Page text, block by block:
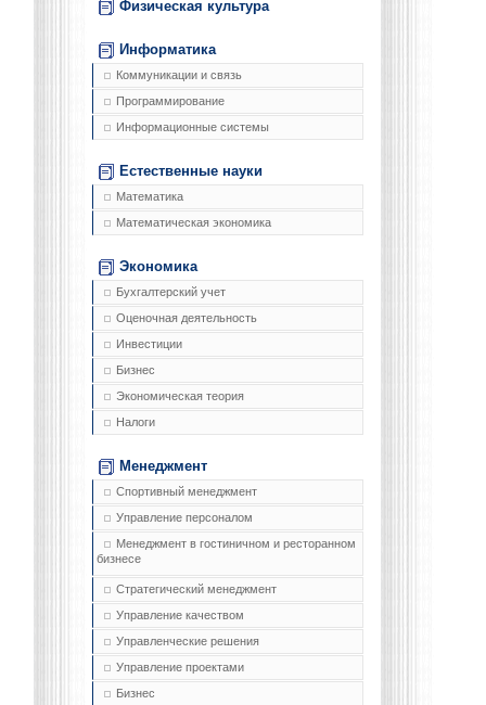
Физическая культура
Информатика
Коммуникации и связь
Программирование
Информационные системы
Естественные науки
Математика
Математическая экономика
Экономика
Бухгалтерский учет
Оценочная деятельность
Инвестиции
Бизнес
Экономическая теория
Налоги
Менеджмент
Спортивный менеджмент
Управление персоналом
Менеджмент в гостиничном и ресторанном
бизнесе
Стратегический менеджмент
Управление качеством
Управленческие решения
Управление проектами
Бизнес